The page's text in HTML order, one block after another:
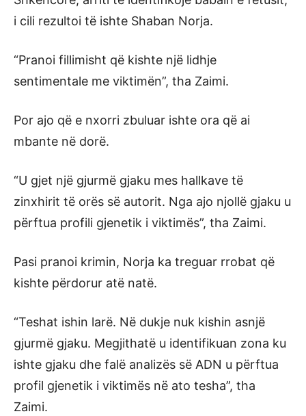
i cili rezultoi të ishte Shaban Norja.
“Pranoi fillimisht që kishte një lidhje
sentimentale me viktimën”, tha Zaimi.
Por ajo që e nxorri zbuluar ishte ora që ai
mbante në dorë.
“U gjet një gjurmë gjaku mes hallkave të
zinxhirit të orës së autorit. Nga ajo njollë gjaku u
përftua profili gjenetik i viktimës”, tha Zaimi.
Pasi pranoi krimin, Norja ka treguar rrobat që
kishte përdorur atë natë.
“Teshat ishin larë. Në dukje nuk kishin asnjë
gjurmë gjaku. Megjithatë u identifikuan zona ku
ishte gjaku dhe falë analizës së ADN u përftua
profil gjenetik i viktimës në ato tesha”, tha
Zaimi.